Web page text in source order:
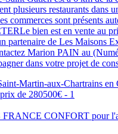
plusieurs restaurants dans
commerces sont présents
bien est en vente au
partenaire de Les Maisons
Marion PAIN au
dans votre projet de